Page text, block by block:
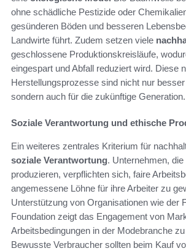
ohne schädliche Pestizide oder
gesünderen Böden und besseren
Landwirte führt. Zudem setzen viele
geschlossene Produktionskreisläufe,
eingespart und Abfall reduziert wird. Diese
Herstellungsprozesse sind nicht nur
sondern auch für die zukünftige Generation.
Soziale Verantwortung und ethische
Ein weiteres zentrales Kriterium für
soziale Verantwortung. Unternehmen, die
produzieren, verpflichten sich, faire
angemessene Löhne für ihre Arbeiter zu
Unterstützung von Organisationen wie der
Foundation zeigt das Engagement von
Arbeitsbedingungen in der Modebranche
Bewusste Verbraucher sollten beim Kauf